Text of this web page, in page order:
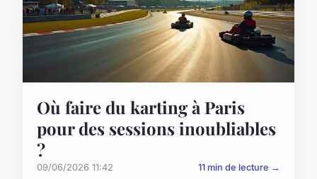
Où faire du karting à Paris
pour des sessions inoubliables
?
09/06/2026 11:42 11 min de lecture →